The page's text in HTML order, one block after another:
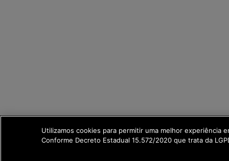
Utilizamos cookies para permitir uma melhor experiência
Conforme Decreto Estadual 15.572/2020 que trata da